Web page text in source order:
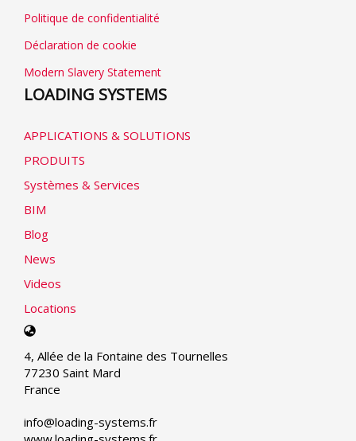
Politique de confidentialité
Déclaration de cookie
Modern Slavery Statement
LOADING SYSTEMS
APPLICATIONS & SOLUTIONS
PRODUITS
Systèmes & Services
BIM
Blog
News
Videos
Locations
Select
language
4, Allée de la Fontaine des Tournelles
77230 Saint Mard
France
info@loading-systems.fr